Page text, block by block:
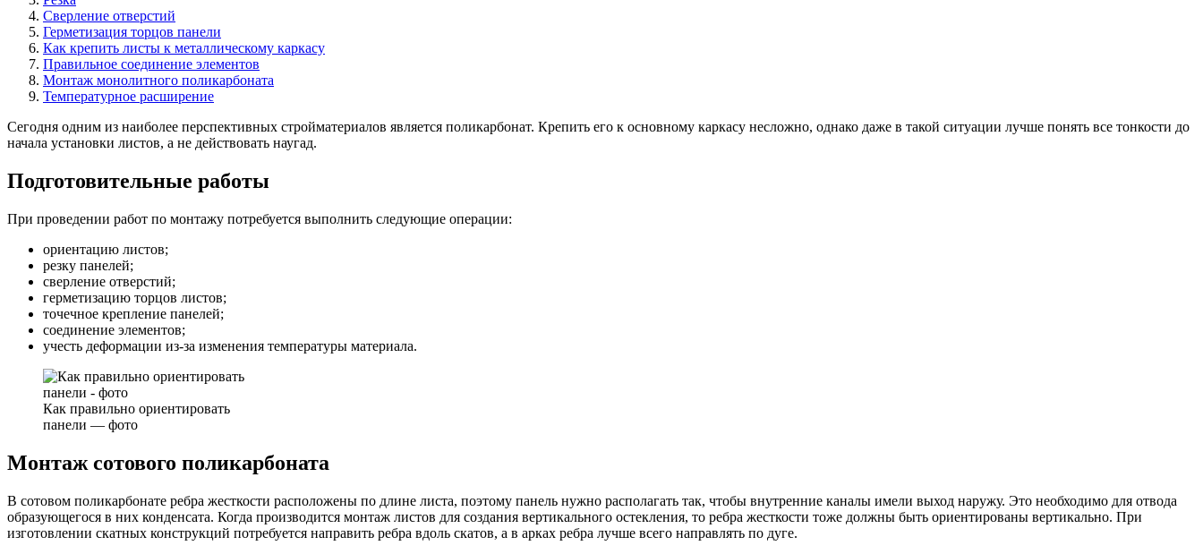
Сверление отверстий
Герметизация торцов панели
Как крепить листы к металлическому каркасу
Правильное соединение элементов
Монтаж монолитного поликарбоната
Температурное расширение
Сегодня одним из наиболее перспективных стройматериалов является поликарбонат. Крепить его к основному каркасу несложно, однако даже в такой ситуации лучше понять все тонкости до
начала установки листов, а не действовать наугад.
Подготовительные работы
При проведении работ по монтажу потребуется выполнить следующие операции:
ориентацию листов;
резку панелей;
сверление отверстий;
герметизацию торцов листов;
точечное крепление панелей;
соединение элементов;
учесть деформации из-за изменения температуры материала.
Как правильно ориентировать
панели — фото
Монтаж сотового поликарбоната
В сотовом поликарбонате ребра жесткости расположены по длине листа, поэтому панель нужно располагать так, чтобы внутренние каналы имели выход наружу. Это необходимо для отвода
образующегося в них конденсата. Когда производится монтаж листов для создания вертикального остекления, то ребра жесткости тоже должны быть ориентированы вертикально. При
изготовлении скатных конструкций потребуется направить ребра вдоль скатов, а в арках ребра лучше всего направлять по дуге.